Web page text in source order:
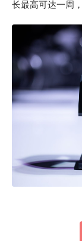
长最高可达一周